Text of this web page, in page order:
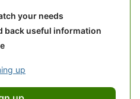
your needs
back useful information
up